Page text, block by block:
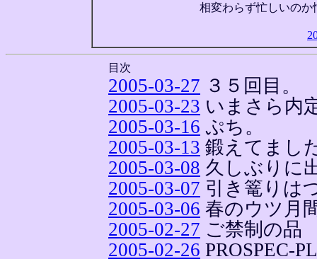
相変わらず忙しいの
目次
2005-03-27 ３５回目。
2005-03-23 いまさら内
2005-03-16 ぷち。
2005-03-13 鍛えてまし
2005-03-08 久しぶりに
2005-03-07 引き篭りは
2005-03-06 春のウツ月
2005-02-27 ご禁制の品
2005-02-26 PROSPEC-